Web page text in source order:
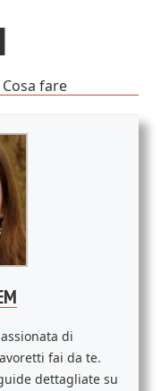
fare
di
fai da te.
dettagliate su